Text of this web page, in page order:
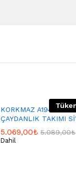
KORKMAZ A194
ÇAYDANLIK TAKIMI
5.069,00₺ 5.089,00₺
Dahil